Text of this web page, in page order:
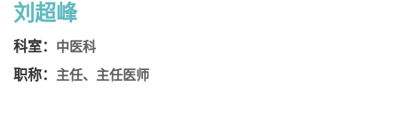
刘超峰
科室： 中医科
职称： 主任、主任医师